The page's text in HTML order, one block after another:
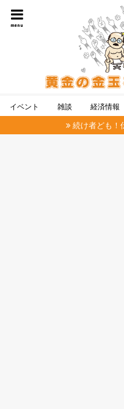
menu
イベント 雑談 経済情報
続け者ども！